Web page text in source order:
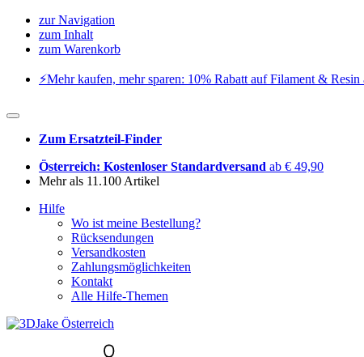
zur Navigation
zum Inhalt
zum Warenkorb
⚡️Mehr kaufen, mehr sparen: 10% Rabatt auf Filament & Resin
Zum Ersatzteil-Finder
Österreich: Kostenloser Standardversand ab € 49,90
Mehr als 11.100 Artikel
Hilfe
Wo ist meine Bestellung?
Rücksendungen
Versandkosten
Zahlungsmöglichkeiten
Kontakt
Alle Hilfe-Themen